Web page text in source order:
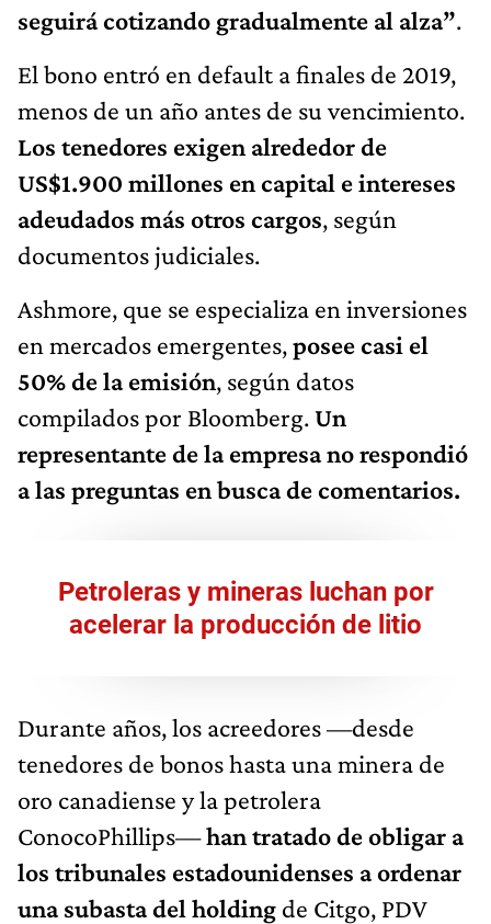
seguirá cotizando gradualmente al alza”.
El bono entró en default a finales de 2019,
menos de un año antes de su vencimiento.
Los tenedores exigen alrededor de
US$1.900 millones en capital e intereses
adeudados más otros cargos, según
documentos judiciales.
Ashmore, que se especializa en inversiones
en mercados emergentes,posee casi el
50% de la emisión, según datos
compilados por Bloomberg.Un
representante de la empresa no respondió
a las preguntas en busca de comentarios.
Petroleras y mineras luchan por
acelerar la producción de litio
Durante años, los acreedores —desde
tenedores de bonos hasta una minera de
oro canadiense y la petrolera
ConocoPhillips—han tratado de obligar a
los tribunales estadounidenses a ordenar
una subasta del holding de Citgo, PDV